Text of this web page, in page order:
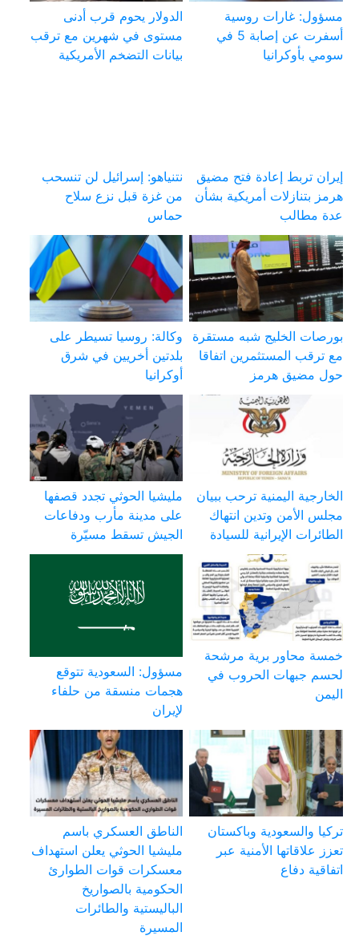
مسؤول: غارات روسية
أسفرت عن إصابة 5 في
سومي بأوكرانيا
الدولار يحوم قرب أدنى
مستوى في شهرين مع ترقب
بيانات التضخم الأمريكية
إيران تربط إعادة فتح مضيق
هرمز بتنازلات أمريكية بشأن
عدة مطالب
نتنياهو: إسرائيل لن تنسحب
من غزة قبل نزع سلاح
حماس
بورصات الخليج شبه مستقرة
مع ترقب المستثمرين اتفاقا
حول مضيق هرمز
وكالة: روسيا تسيطر على
بلدتين أخريين في شرق
أوكرانيا
الخارجية اليمنية ترحب ببيان
مجلس الأمن وتدين انتهاك
الطائرات الإيرانية للسيادة
مليشيا الحوثي تجدد قصفها
على مدينة مأرب ودفاعات
الجيش تسقط مسيّرة
خمسة محاور برية مرشحة
لحسم جبهات الحروب في
اليمن
مسؤول: السعودية تتوقع
هجمات منسقة من حلفاء
لإيران
تركيا والسعودية وباكستان
تعزز علاقاتها الأمنية عبر
اتفاقية دفاع
الناطق العسكري باسم
مليشيا الحوثي يعلن استهداف
معسكرات قوات الطوارئ
الحكومية بالصواريخ
الباليستية والطائرات
المسيرة